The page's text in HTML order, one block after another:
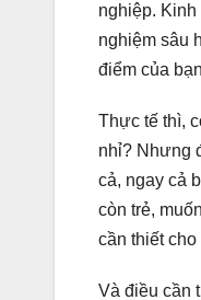
nghiệp.
nghiệm sâu
điểm của
Thực tế thì,
nhỉ? Nhưng
cả, ngay cả
còn trẻ,
cần thiết cho
Và điều cần